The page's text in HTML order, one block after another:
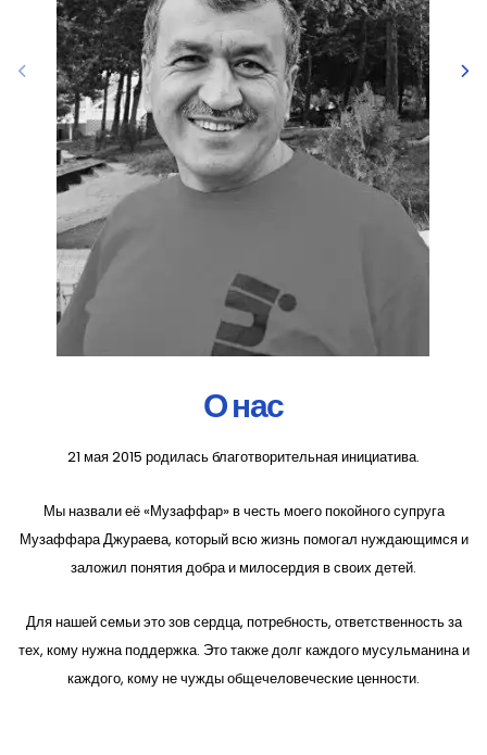
О нас
21 мая 2015 родилась благотворительная инициатива.
Мы назвали её «Музаффар» в честь моего покойного супруга
Музаффара Джураева, который всю жизнь помогал нуждающимся и
заложил понятия добра и милосердия в своих детей.
Для нашей семьи это зов сердца, потребность, ответственность за
тех, кому нужна поддержка. Это также долг каждого мусульманина и
каждого, кому не чужды общечеловеческие ценности.